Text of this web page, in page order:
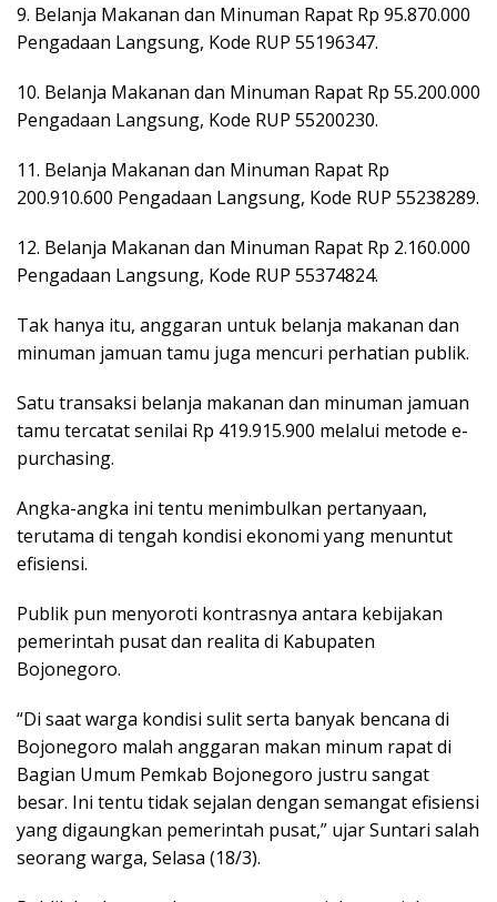
9. Belanja Makanan dan Minuman Rapat Rp 95.870.000
Pengadaan Langsung, Kode RUP 55196347.
10. Belanja Makanan dan Minuman Rapat Rp 55.200.000
Pengadaan Langsung, Kode RUP 55200230.
11. Belanja Makanan dan Minuman Rapat Rp
200.910.600 Pengadaan Langsung, Kode RUP 55238289.
12. Belanja Makanan dan Minuman Rapat Rp 2.160.000
Pengadaan Langsung, Kode RUP 55374824.
Tak hanya itu, anggaran untuk belanja makanan dan
minuman jamuan tamu juga mencuri perhatian publik.
Satu transaksi belanja makanan dan minuman jamuan
tamu tercatat senilai Rp 419.915.900 melalui metode e-
purchasing.
Angka-angka ini tentu menimbulkan pertanyaan,
terutama di tengah kondisi ekonomi yang menuntut
efisiensi.
Publik pun menyoroti kontrasnya antara kebijakan
pemerintah pusat dan realita di Kabupaten
Bojonegoro.
“Di saat warga kondisi sulit serta banyak bencana di
Bojonegoro malah anggaran makan minum rapat di
Bagian Umum Pemkab Bojonegoro justru sangat
besar. Ini tentu tidak sejalan dengan semangat efisiensi
yang digaungkan pemerintah pusat,” ujar Suntari salah
seorang warga, Selasa (18/3).